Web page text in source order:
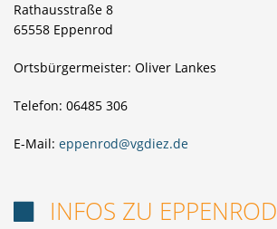
Rathausstraße 8
65558 Eppenrod
Ortsbürgermeister: Oliver Lankes
Telefon: 06485 306
E-Mail: eppenrod@vgdiez.de
INFOS ZU EPPENROD